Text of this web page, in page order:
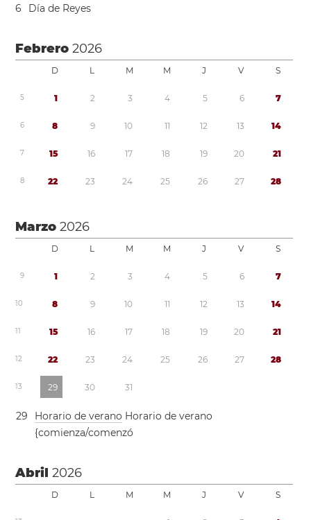
6
Día de Reyes
Febrero2026
D L M M J V S
5 1 2 3 4 5 6 7
6 8 9 10 11 12 13 14
7 15 16 17 18 19 20 21
8 22 23 24 25 26 27 28
Marzo2026
D L M M J V S
9 1 2 3 4 5 6 7
10 8 9 10 11 12 13 14
11 15 16 17 18 19 20 21
12 22 23 24 25 26 27 28
13 29 30 31
29 Horario de verano Horario de verano
{comienza/comenzó
Abril2026
D L M M J V S